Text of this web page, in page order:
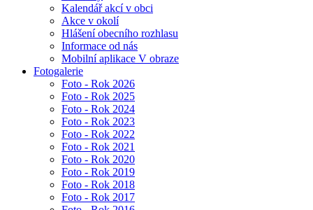
Kalendář akcí v obci
Akce v okolí
Hlášení obecního rozhlasu
Informace od nás
Mobilní aplikace V obraze
Fotogalerie
Foto - Rok 2026
Foto - Rok 2025
Foto - Rok 2024
Foto - Rok 2023
Foto - Rok 2022
Foto - Rok 2021
Foto - Rok 2020
Foto - Rok 2019
Foto - Rok 2018
Foto - Rok 2017